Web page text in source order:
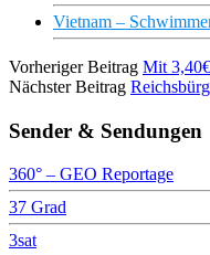
Vietnam –
Vorheriger Beitrag Mit
Nächster Beitrag
Sender & Sendungen
360° – GEO Reportage
37 Grad
3sat